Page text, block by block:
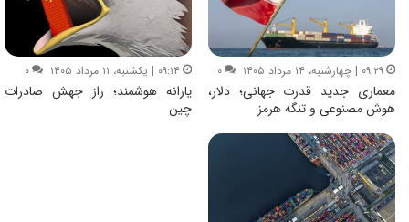
۰۹:۲۹ | چهارشنبه، ۱۴ مرداد ۱۴۰۵ ۰
معماری جدید قدرت جهانی؛ دلار،
هوش مصنوعی و تنگه هرمز
۰۹:۱۴ | یکشنبه، ۱۱ مرداد ۱۴۰۵ ۰
یارانه هوشمند؛ راز جهش صادرات
چین